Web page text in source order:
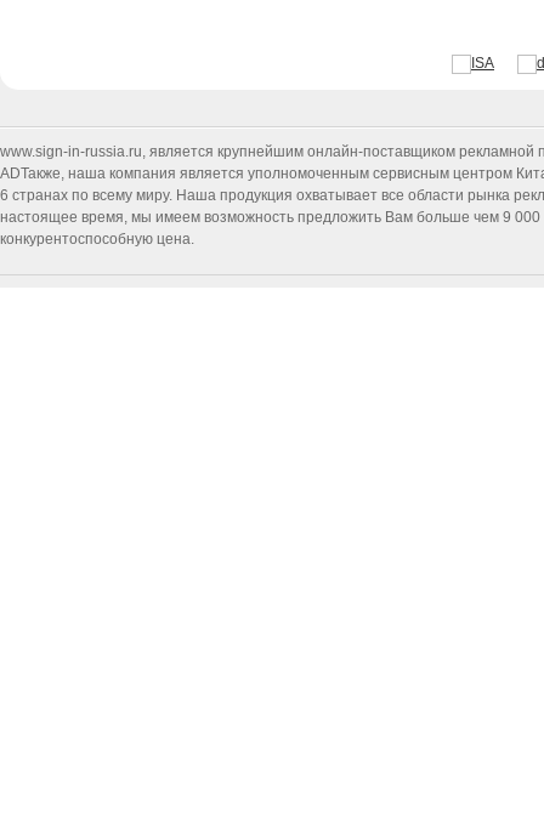
www.sign-in-russia.ru, является крупнейшим онлайн-поставщиком рекламной
ADТакже, наша компания является уполномоченным сервисным центром
6 странах по всему миру. Наша продукция охватывает все области рынка
настоящее время, мы имеем возможность предложить Вам больше чем 9 000
конкурентоспособную цена.